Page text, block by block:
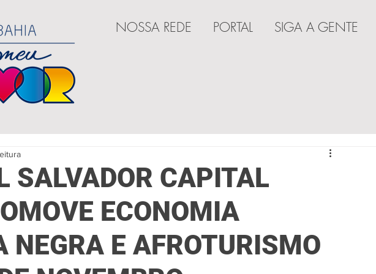
NOSSA REDE PORTAL SIGA A GENTE
SALVADOR CAPITAL
ECONOMIA
NEGRA E AFROTURISMO